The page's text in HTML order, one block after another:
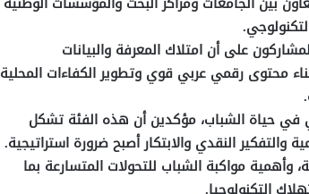
على أن امتلاك المعرفة والبيانات
محتوى رقمي عربي قوي وتطوير الكفاءات المحلية
في حياة الشباب، مؤكدين أن هذه الفئة تشكل
النقدي والابتكار أصبح ضرورة استراتيجية.
مواكبة الشباب للتحولات المتسارعة بما